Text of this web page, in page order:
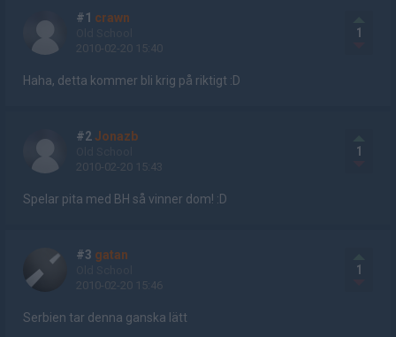
#1 crawn
2010-02-20 15:40
1
Haha, detta kommer bli krig på riktigt :D
#2 Jonazb
2010-02-20 15:43
1
Spelar pita med BH så vinner dom! :D
#3 gatan
2010-02-20 15:46
1
Serbien tar denna ganska lätt